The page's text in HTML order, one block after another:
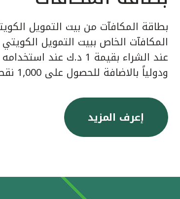
بطاقة المكافآت من بيت التمويل
عند الشراء بقيمة 1 د.ك
ودولياً بالاضافة للحصول على 1,000 نقطة ترحيبية عند إصدار البطاقة.
إعرف المزيد